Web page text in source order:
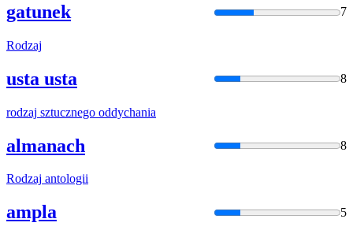
gatunek 7
Rodzaj
usta usta 8
rodzaj sztucznego oddychania
almanach 8
Rodzaj antologii
ampla 5